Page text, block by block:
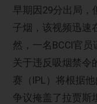
早期因29分出局，
子烟，该视频迅速
然，一名BCCI官
关于违反吸烟禁令
赛（IPL）将根据
争议掩盖了拉贾斯